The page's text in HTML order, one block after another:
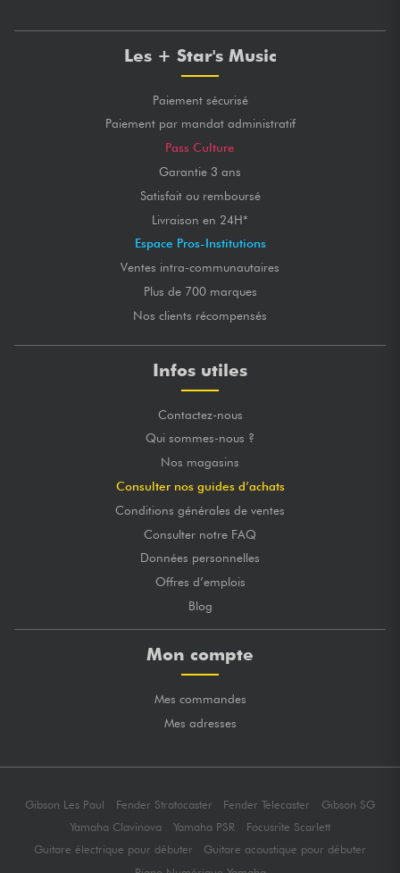
Les + Star's Music
Paiement sécurisé
Paiement par mandat administratif
Pass Culture
Garantie 3 ans
Satisfait ou remboursé
Livraison en 24H*
Espace Pros-Institutions
Ventes intra-communautaires
Plus de 700 marques
Nos clients récompensés
Infos utiles
Contactez-nous
Qui sommes-nous ?
Nos magasins
Consulter nos guides d’achats
Conditions générales de ventes
Consulter notre FAQ
Données personnelles
Offres d’emplois
Blog
Mon compte
Mes commandes
Mes adresses
Gibson Les Paul Fender Stratocaster Fender Telecaster
Gibson SG
Yamaha Clavinova
Yamaha PSR
Focusrite Scarlett
Guitare électrique pour débuter
Guitare acoustique pour débuter